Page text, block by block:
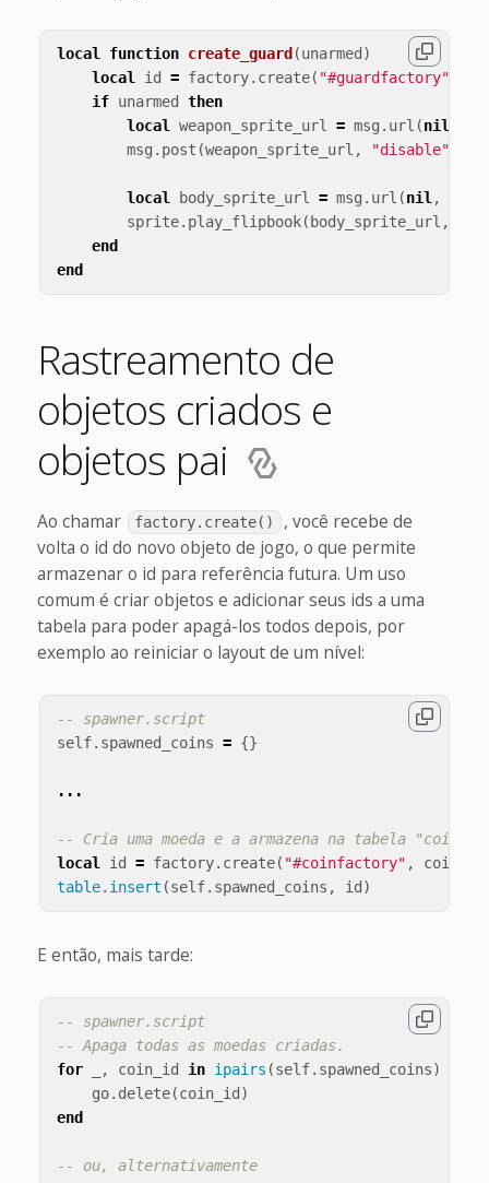
local function create_guard (unarmed )
local
id = factory. create( "#guardfactory"
if unarmed
then
local
weapon_sprite_url = msg . url (nil
msg . post (weapon_sprite_url , "disable"
local body_sprite_url = msg . url (nil ,
sprite. play_flipbook( body_sprite_url ,
end
end
Rastreamento de
objetos criados e
objetos pai
Ao chamar factory.create()
, você recebe de
volta o id do novo objeto de jogo, o que permite
armazenar o id para referência futura. Um uso
comum é criar objetos e adicionar seus ids a uma
tabela para poder apagá-los todos depois, por
exemplo ao reiniciar o layout de um nível:
-- spawner.script
self. spawned_coins = {}
...
-- Cria uma moeda e a armazena na tabela "coins".
local
id = factory. create( "#coinfactory" ,
table.insert (self. spawned_coins , id )
E então, mais tarde:
-- spawner.script
-- Apaga todas as moedas criadas.
for
, coin_id in ipairs (self. spawned_coins)
go. delete(coin_id )
end
-- ou, alternativamente